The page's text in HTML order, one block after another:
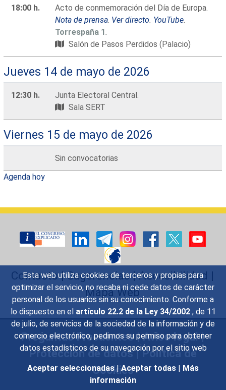
Esta web utiliza cookies de terceros y propias para
optimizar el servicio, no recaba ni cede datos de carácter
personal de los usuarios sin su conocimiento. Conforme a
lo dispuesto en el artículo 22.2 de la Ley 34/2002 , de 11
de julio, de servicios de la sociedad de la información y de
comercio electrónico, pedimos su permiso para obtener
datos estadísticos de su navegación por el sitio web
Aceptar seleccionadas | Aceptar todas | Más
información
18:00 h.
Acto de conmemoración del Día de Europa.
Nota de prensa Ver directo. YouTube.
Torrespaña 1.
Salón de Pasos Perdidos (Palacio)
Jueves 14 de mayo de 2026
12:30 h.
Junta Electoral Central.
Sala SERT
Viernes 15 de mayo de 2026
Sin convocatorias
Agenda hoy
Contacto|Sugerencias|Accesibilidad |
Mapa Web
Preguntas Frecuentes|Aviso legal|
Protección de datos|Política de
Cookies